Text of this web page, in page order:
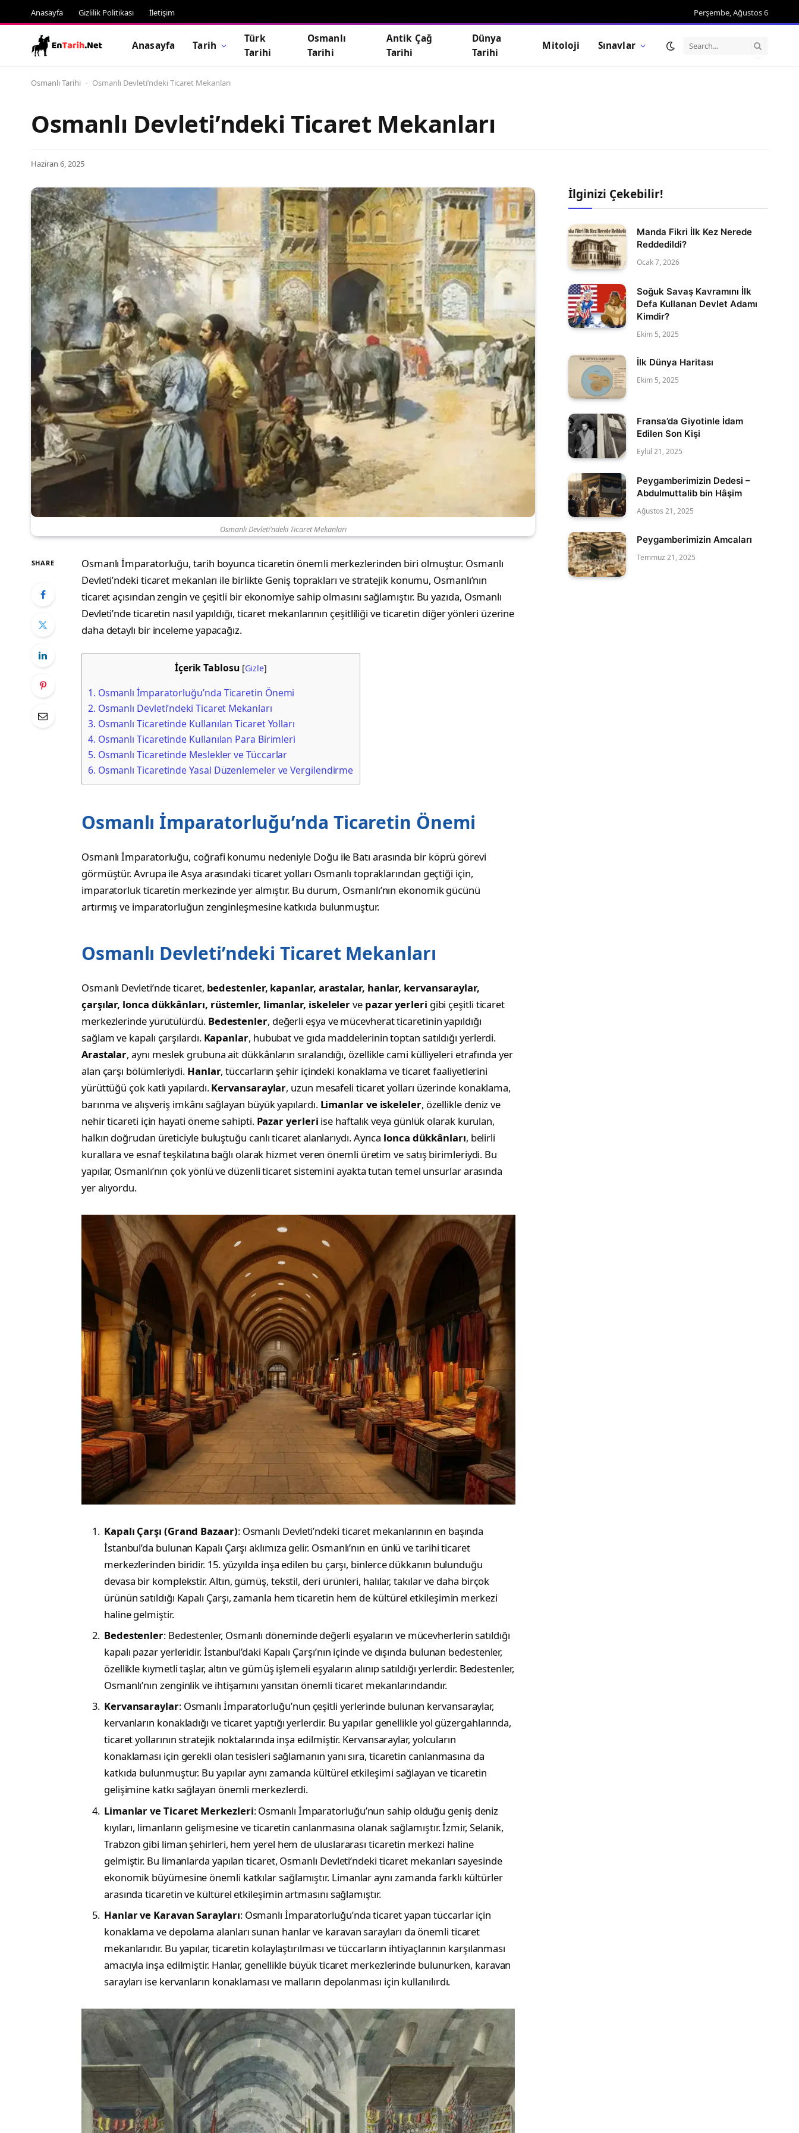
Anasayfa Gizlilik Politikası İletişim Perşembe, Ağustos 6
Anasayfa Tarih
Türk
Tarihi
Osmanlı
Tarihi
Antik Çağ
Tarihi
Dünya
Tarihi
Mitoloji Sınavlar
Osmanlı Tarihi - Osmanlı Devleti’ndeki Ticaret Mekanları
Osmanlı Devleti’ndeki Ticaret Mekanları
Haziran 6, 2025
Osmanlı Devleti’ndeki Ticaret Mekanları
SHARE
Osmanlı İmparatorluğu, tarih boyunca ticaretin önemli merkezlerinden biri olmuştur. Osmanlı
Devleti’ndeki ticaret mekanları ile birlikte Geniş toprakları ve stratejik konumu, Osmanlı’nın
ticaret açısından zengin ve çeşitli bir ekonomiye sahip olmasını sağlamıştır. Bu yazıda, Osmanlı
Devleti’nde ticaretin nasıl yapıldığı, ticaret mekanlarının çeşitliliği ve ticaretin diğer yönleri üzerine
daha detaylı bir inceleme yapacağız.
İçerik Tablosu [Gizle]
1. Osmanlı İmparatorluğu’nda Ticaretin Önemi
2. Osmanlı Devleti’ndeki Ticaret Mekanları
3. Osmanlı Ticaretinde Kullanılan Ticaret Yolları
4. Osmanlı Ticaretinde Kullanılan Para Birimleri
5. Osmanlı Ticaretinde Meslekler ve Tüccarlar
6. Osmanlı Ticaretinde Yasal Düzenlemeler ve Vergilendirme
Osmanlı İmparatorluğu’nda Ticaretin Önemi
Osmanlı İmparatorluğu, coğrafi konumu nedeniyle Doğu ile Batı arasında bir köprü görevi
görmüştür. Avrupa ile Asya arasındaki ticaret yolları Osmanlı topraklarından geçtiği için,
imparatorluk ticaretin merkezinde yer almıştır. Bu durum, Osmanlı’nın ekonomik gücünü
artırmış ve imparatorluğun zenginleşmesine katkıda bulunmuştur.
Osmanlı Devleti’ndeki Ticaret Mekanları
Osmanlı Devleti’nde ticaret, bedestenler, kapanlar, arastalar, hanlar, kervansaraylar,
çarşılar, lonca dükkânları, rüstemler, limanlar, iskelelerve pazar yerleri gibi çeşitli ticaret
merkezlerinde yürütülürdü. Bedestenler, değerli eşya ve mücevherat ticaretinin yapıldığı
sağlam ve kapalı çarşılardı. Kapanlar, hububat ve gıda maddelerinin toptan satıldığı yerlerdi.
Arastalar, aynı meslek grubuna ait dükkânların sıralandığı, özellikle cami külliyeleri etrafında yer
alan çarşı bölümleriydi. Hanlar, tüccarların şehir içindeki konaklama ve ticaret faaliyetlerini
yürüttüğü çok katlı yapılardı.Kervansaraylar, uzun mesafeli ticaret yolları üzerinde konaklama,
barınma ve alışveriş imkânı sağlayan büyük yapılardı. Limanlar ve iskeleler, özellikle deniz ve
nehir ticareti için hayati öneme sahipti. Pazar yerleri ise haftalık veya günlük olarak kurulan,
halkın doğrudan üreticiyle buluştuğu canlı ticaret alanlarıydı. Ayrıca lonca dükkânları, belirli
kurallara ve esnaf teşkilatına bağlı olarak hizmet veren önemli üretim ve satış birimleriydi. Bu
yapılar, Osmanlı’nın çok yönlü ve düzenli ticaret sistemini ayakta tutan temel unsurlar arasında
yer alıyordu.
Kapalı Çarşı (Grand Bazaar): Osmanlı Devleti’ndeki ticaret mekanlarının en başında
İstanbul’da bulunan Kapalı Çarşı aklımıza gelir. Osmanlı’nın en ünlü ve tarihi ticaret
merkezlerinden biridir. 15. yüzyılda inşa edilen bu çarşı, binlerce dükkanın bulunduğu
devasa bir komplekstir. Altın, gümüş, tekstil, deri ürünleri, halılar, takılar ve daha birçok
ürünün satıldığı Kapalı Çarşı, zamanla hem ticaretin hem de kültürel etkileşimin merkezi
haline gelmiştir.
Bedestenler: Bedestenler, Osmanlı döneminde değerli eşyaların ve mücevherlerin satıldığı
kapalı pazar yerleridir. İstanbul’daki Kapalı Çarşı’nın içinde ve dışında bulunan bedestenler,
özellikle kıymetli taşlar, altın ve gümüş işlemeli eşyaların alınıp satıldığı yerlerdir. Bedestenler,
Osmanlı’nın zenginlik ve ihtişamını yansıtan önemli ticaret mekanlarındandır.
Kervansaraylar: Osmanlı İmparatorluğu’nun çeşitli yerlerinde bulunan kervansaraylar,
kervanların konakladığı ve ticaret yaptığı yerlerdir. Bu yapılar genellikle yol güzergahlarında,
ticaret yollarının stratejik noktalarında inşa edilmiştir. Kervansaraylar, yolcuların
konaklaması için gerekli olan tesisleri sağlamanın yanı sıra, ticaretin canlanmasına da
katkıda bulunmuştur. Bu yapılar aynı zamanda kültürel etkileşimi sağlayan ve ticaretin
gelişimine katkı sağlayan önemli merkezlerdi.
Limanlar ve Ticaret Merkezleri: Osmanlı İmparatorluğu’nun sahip olduğu geniş deniz
kıyıları, limanların gelişmesine ve ticaretin canlanmasına olanak sağlamıştır. İzmir, Selanik,
Trabzon gibi liman şehirleri, hem yerel hem de uluslararası ticaretin merkezi haline
gelmiştir. Bu limanlarda yapılan ticaret, Osmanlı Devleti’ndeki ticaret mekanları sayesinde
ekonomik büyümesine önemli katkılar sağlamıştır. Limanlar aynı zamanda farklı kültürler
arasında ticaretin ve kültürel etkileşimin artmasını sağlamıştır.
Hanlar ve Karavan Sarayları: Osmanlı İmparatorluğu’nda ticaret yapan tüccarlar için
konaklama ve depolama alanları sunan hanlar ve karavan sarayları da önemli ticaret
mekanlarıdır. Bu yapılar, ticaretin kolaylaştırılması ve tüccarların ihtiyaçlarının karşılanması
amacıyla inşa edilmiştir. Hanlar, genellikle büyük ticaret merkezlerinde bulunurken, karavan
sarayları ise kervanların konaklaması ve malların depolanması için kullanılırdı.
İlginizi Çekebilir!
Manda Fikri İlk Kez Nerede
Reddedildi?
Ocak 7, 2026
Soğuk Savaş Kavramını İlk
Defa Kullanan Devlet Adamı
Kimdir?
Ekim 5, 2025
İlk Dünya Haritası
Ekim 5, 2025
Fransa’da Giyotinle İdam
Edilen Son Kişi
Eylül 21, 2025
Peygamberimizin Dedesi –
Abdulmuttalib bin Hâşim
Ağustos 21, 2025
Peygamberimizin Amcaları
Temmuz 21, 2025